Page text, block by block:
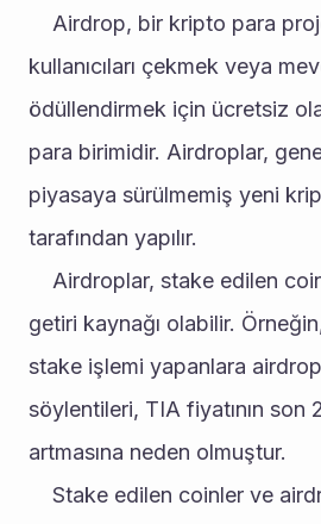
kullanıcıları çekmek veya
ödüllendirmek için ücretsiz
para birimidir. Airdroplar,
piyasaya sürülmemiş yeni
tarafından yapılır.
getiri kaynağı olabilir.
stake işlemi yapanlara
söylentileri, TIA fiyatının son
artmasına neden olmuştur.